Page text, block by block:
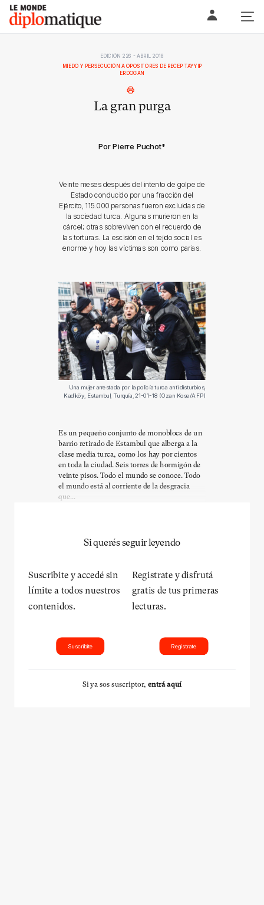
Skip
content
Le monde diplomatique
EDICIÓN 226 - ABRIL 2018
MIEDO Y PERSECUCIÓN A OPOSITORES DE RECEP TAYYIP
ERDOGAN
La gran purga
Por Pierre Puchot*
Veinte meses después del intento de golpe de
Estado conducido por una fracción del
Ejército, 115.000 personas fueron excluidas de
la sociedad turca. Algunas murieron en la
cárcel; otras sobreviven con el recuerdo de
las torturas. La escisión en el tejido social es
enorme y hoy las víctimas son como parias.
Una mujer arrestada por la policía turca anti disturbios,
Kadiköy, Estambul, Turquía, 21-01-18 (Ozan Kose/AFP)
Es un pequeño conjunto de monoblocs de un
barrio retirado de Estambul que alberga a la
clase media turca, como los hay por cientos
en toda la ciudad. Seis torres de hormigón de
veinte pisos. Todo el mundo se conoce. Todo
el mundo está al corriente de la desgracia
que...
Si querés seguir leyendo
Suscribite y accedé sin
límite a todos nuestros
contenidos.
Suscribite
Registrate y disfrutá
gratis de tus primeras
lecturas.
Registrate
Si ya sos suscriptor, entrá aquí